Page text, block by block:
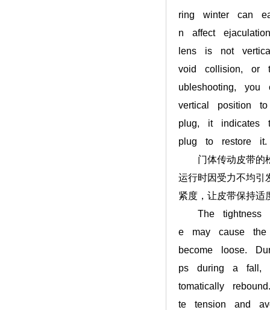
ring winter can
n affect
lens is not
void collision, or
ubleshooting,
vertical position
plug, it indicates
plug to restore it.
门体传动皮带的松
运行时因受力不均
紧度，让皮带保持适
The tightness
e may cause
become loose.
ps during a fall,
tomatically
te tension and